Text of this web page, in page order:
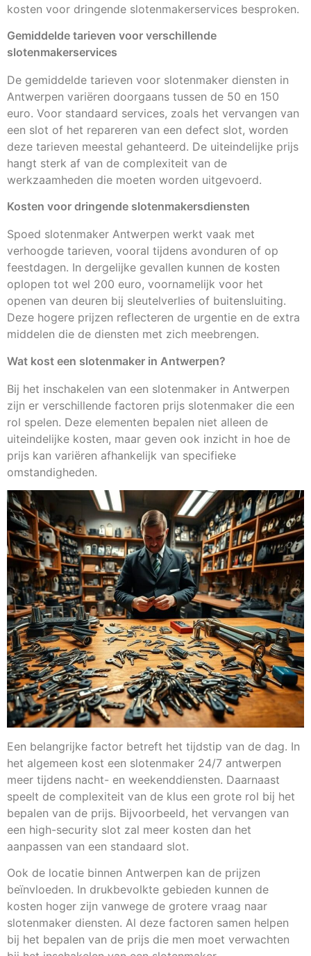
kosten voor dringende slotenmakerservices besproken.
Gemiddelde tarieven voor verschillende
slotenmakerservices
De gemiddelde tarieven voor slotenmaker diensten in
Antwerpen variëren doorgaans tussen de 50 en 150
euro. Voor standaard services, zoals het vervangen van
een slot of het repareren van een defect slot, worden
deze tarieven meestal gehanteerd. De uiteindelijke prijs
hangt sterk af van de complexiteit van de
werkzaamheden die moeten worden uitgevoerd.
Kosten voor dringende slotenmakersdiensten
Spoed slotenmaker Antwerpen werkt vaak met
verhoogde tarieven, vooral tijdens avonduren of op
feestdagen. In dergelijke gevallen kunnen de kosten
oplopen tot wel 200 euro, voornamelijk voor het
openen van deuren bij sleutelverlies of buitensluiting.
Deze hogere prijzen reflecteren de urgentie en de extra
middelen die de diensten met zich meebrengen.
Wat kost een slotenmaker in Antwerpen?
Bij het inschakelen van een slotenmaker in Antwerpen
zijn er verschillende factoren prijs slotenmaker die een
rol spelen. Deze elementen bepalen niet alleen de
uiteindelijke kosten, maar geven ook inzicht in hoe de
prijs kan variëren afhankelijk van specifieke
omstandigheden.
Een belangrijke factor betreft het tijdstip van de dag. In
het algemeen kost een slotenmaker 24/7 antwerpen
meer tijdens nacht- en weekenddiensten. Daarnaast
speelt de complexiteit van de klus een grote rol bij het
bepalen van de prijs. Bijvoorbeeld, het vervangen van
een high-security slot zal meer kosten dan het
aanpassen van een standaard slot.
Ook de locatie binnen Antwerpen kan de prijzen
beïnvloeden. In drukbevolkte gebieden kunnen de
kosten hoger zijn vanwege de grotere vraag naar
slotenmaker diensten. Al deze factoren samen helpen
bij het bepalen van de prijs die men moet verwachten